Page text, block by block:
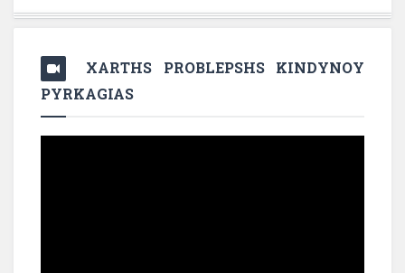
XARTHS PROBLEPSHS KINDYNOY
PYRKAGIAS